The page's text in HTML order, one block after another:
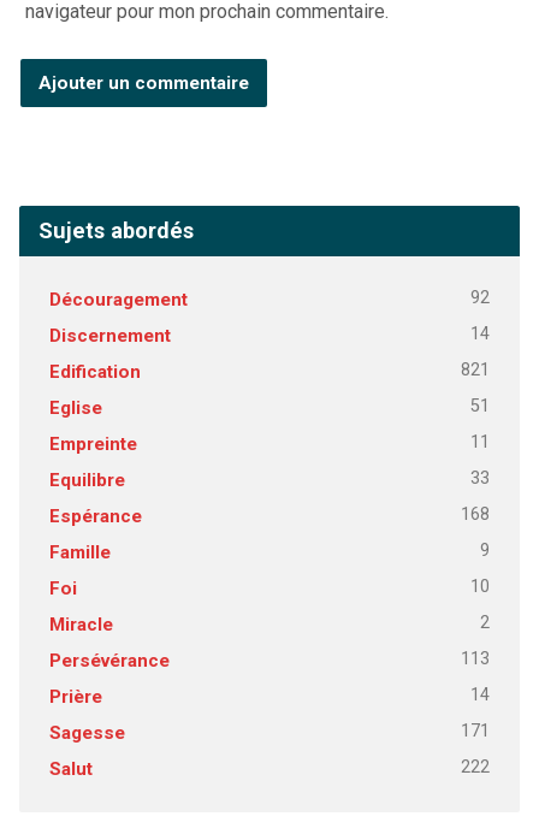
navigateur pour mon prochain commentaire.
Sujets abordés
Découragement 92
Discernement 14
Edification 821
Eglise 51
Empreinte 11
Equilibre 33
Espérance 168
Famille 9
Foi 10
Miracle 2
Persévérance 113
Prière 14
Sagesse 171
Salut 222